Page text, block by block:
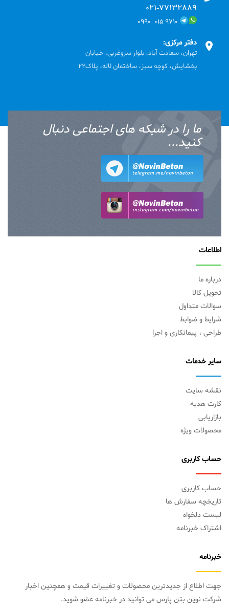
۰۲۱-۷۷۱٣۲۸۸۹
۹۷۱۰ ۰۱۵ ۰۹۹۰
دفتر مرکزی:
تهران، سعادت آباد، بلوار سروغربی، خیابان
بخشایش، کوچه سبز، ساختمان لاله، پلاک22
ما را در شبکه های اجتماعی دنبال
کنید...
اطلاعات
درباره ما
تحویل کالا
سوالات متداول
شرایط و ضوابط
طراحی ، پیمانکاری و اجرا
سایر خدمات
نقشه سایت
کارت هدیه
بازاریابی
محصولات ویژه
حساب کاربری
حساب کاربری
تاریخچه سفارش ها
لیست دلخواه
اشتراک خبرنامه
خبرنامه
جهت اطلاع از جدیدترین محصولات و تغییرات قیمت و همچنین اخبار
شرکت نوین بتن پارس می توانید در خبرنامه عضو شوید.